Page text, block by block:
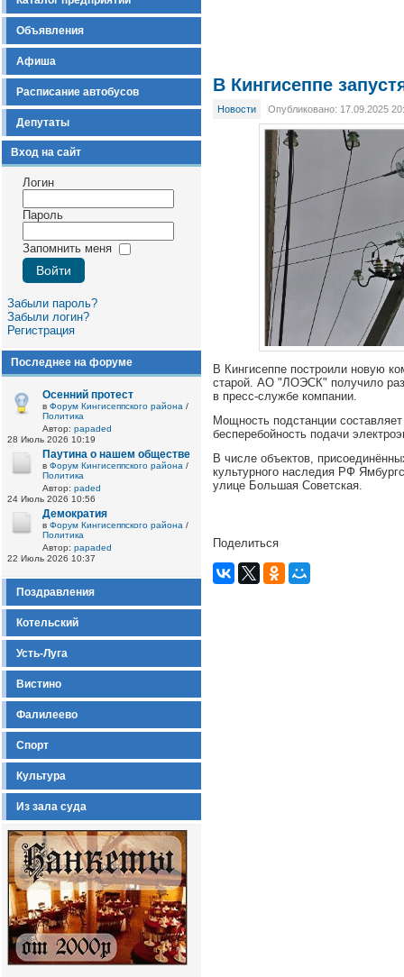
Объявления
Афиша
Расписание автобусов
Депутаты
Вход на сайт
Логин
Пароль
Запомнить меня
Забыли пароль?
Забыли логин?
Регистрация
Последнее на форуме
Осенний протест
в Форум Кингисеппского района /
Политика
Автор: papaded
28 Июль 2026 10:19
Паутина о нашем обществе
в Форум Кингисеппского района /
Политика
Автор: paded
24 Июль 2026 10:56
Демократия
в Форум Кингисеппского района /
Политика
Автор: papaded
22 Июль 2026 10:37
Поздравления
Котельский
Усть-Луга
Вистино
Фалилеево
Спорт
Культура
Из зала суда
В Кингисеппе
Новости Опубликовано: 17.09.2025
В Кингисеппе построили новую
старой. АО "ЛОЭСК" получило
в пресс-службе компании.
Мощность подстанции
бесперебойность подачи
В числе объектов,
культурного наследия РФ
улице Большая Советская.
Поделиться